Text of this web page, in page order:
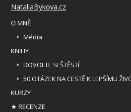
NataliaBykova.cz
O MNĚ
Média
KNIHY
DOVOLTE SI ŠTĚSTÍ
50 OTÁZEK NA CESTĚ K LEPŠÍMU
KURZY
★ RECENZE